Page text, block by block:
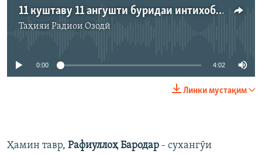
11 куштаву 11 ангушти буридаи интихоботи Афғонистон
Таҳияи Радиои Озодӣ
Феълан кор намекунад
0:00 4:02
Линки мустақим
Ҳамин тавр, Рафиуллоҳ Бародар - сухангӯи